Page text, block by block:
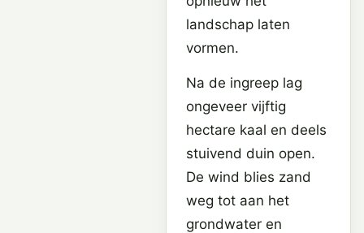
landschap laten
vormen.
Na de ingreep lag
ongeveer vijftig
hectare kaal en deels
stuivend duin open.
De wind blies zand
weg tot aan het
grondwater en